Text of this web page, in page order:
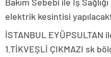
elektrik kesintisi
İSTANBUL EYÜPSULTAN
1.TİKVEŞLİ ÇIKMAZI sk